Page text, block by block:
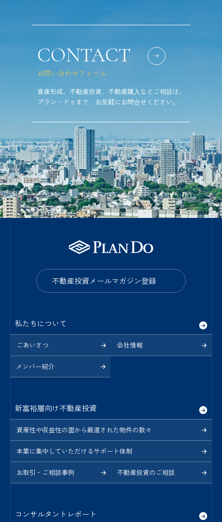
CONTACT
お問い合わせフォーム
資産形成、不動産投資、不動産購⼊などご相談は、
プラン・ドゥまで、お気軽にお問合せください。
不動産投資メールマガジン登録
私たちについて
ごあいさつ 会社情報
メンバー紹介
新富裕層向け不動産投資
資産性や収益性の面から厳選された物件の数々
本業に集中していただけるサポート体制
お取引・ご相談事例 不動産投資のご相談
コンサルタントレポート